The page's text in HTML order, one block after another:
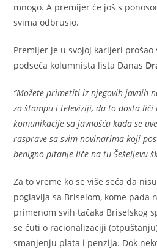
mnogo. A premijer će još s
svima odbrusio.
Premijer je u svojoj karijeri prošao
podseća kolumnista lista Danas
“Možete primetiti iz njegovih javnih
za štampu i televiziji, da to dosta liči
komunikacije sa javnošću kada se
rasprave sa svim novinarima koji
benigno pitanje liče na tu Šešeljevu
Za to vreme ko se više seća da
poglavlja sa Briselom, kome pada
primenom svih tačaka Briselskog
se ćuti o racionalizaciji
smanjenju plata i penzija. Dok